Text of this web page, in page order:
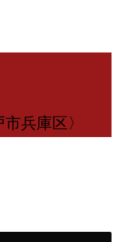
兵庫区〉